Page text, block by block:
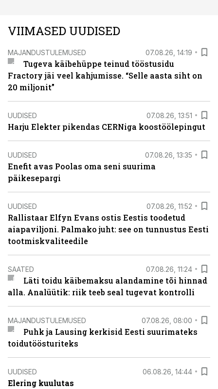
VIIMASED UUDISED
MAJANDUSTULEMUSED 07.08.26, 14:19
Tugeva käibehüppe teinud tööstusidu
Fractory jäi veel kahjumisse. “Selle aasta siht on
20 miljonit”
UUDISED 07.08.26, 13:51
Harju Elekter pikendas CERNiga koostöölepingut
UUDISED 07.08.26, 13:35
Enefit avas Poolas oma seni suurima
päikesepargi
UUDISED 07.08.26, 11:52
Rallistaar Elfyn Evans ostis Eestis toodetud
aiapaviljoni. Palmako juht: see on tunnustus Eesti
tootmiskvaliteedile
SAATED 07.08.26, 11:24
Läti toidu käibemaksu alandamine tõi hinnad
alla. Analüütik: riik teeb seal tugevat kontrolli
MAJANDUSTULEMUSED 07.08.26, 08:00
Puhk ja Lausing kerkisid Eesti suurimateks
toidutöösturiteks
UUDISED 06.08.26, 14:44
Elering kuulutas